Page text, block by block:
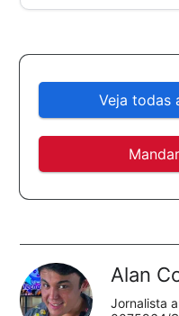
Veja todas
Alan
Jornalista